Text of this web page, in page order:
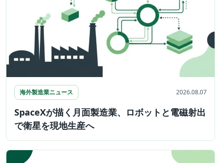
海外製造業ニュース 2026.08.07
SpaceXが描く月面製造業、ロボットと電磁射出
で衛星を現地生産へ